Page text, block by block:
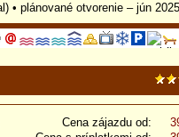
• plánované otvorenie – jún 2025
Cena zájazdu od: